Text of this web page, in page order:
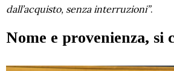
dall’acquisto, senza interruzioni”.
Nome e provenienza, si